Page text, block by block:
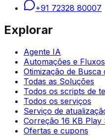
+91 72328 80007
Explorar
Agente IA
Automações e
Otimização de Busca
Todas as Soluções
Todos os scripts de
Todos os serviços
Serviço de
Correção 16 KB Play
Ofertas e cupons